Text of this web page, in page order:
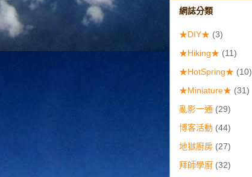
網誌分類
★DIY★ (3)
★Hiking★ (11)
★HotSpring★ (10)
★Miniature★ (31)
亂影一通 (29)
博客活動 (44)
地獄廚房 (27)
拜師學廚 (32)